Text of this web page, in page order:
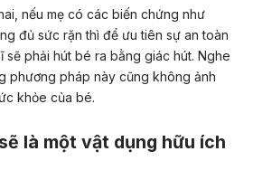
nếu mẹ có các biến chứng như
đủ sức rặn thì để ưu tiên sự an toàn
sẽ phải hút bé ra bằng giác hút. Nghe
phương pháp này cũng không ảnh
khỏe của bé.
là một vật dụng hữu ích